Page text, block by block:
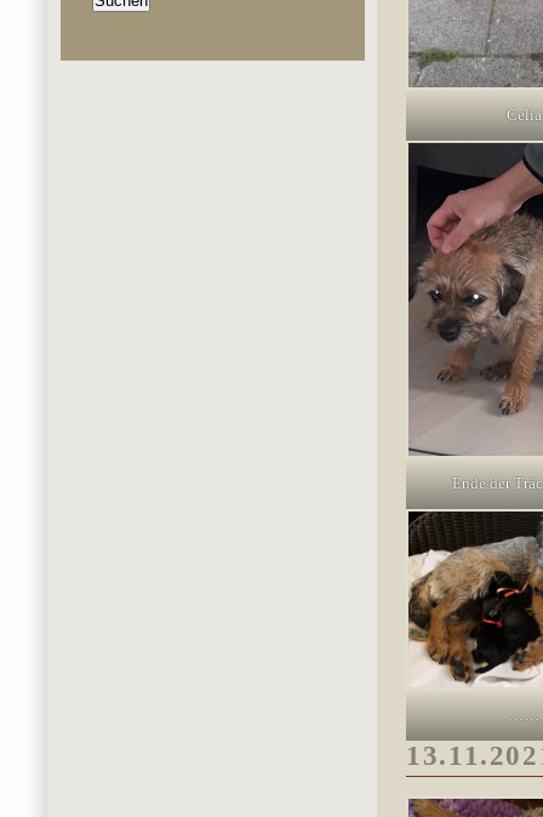
Celia
Ende der
……